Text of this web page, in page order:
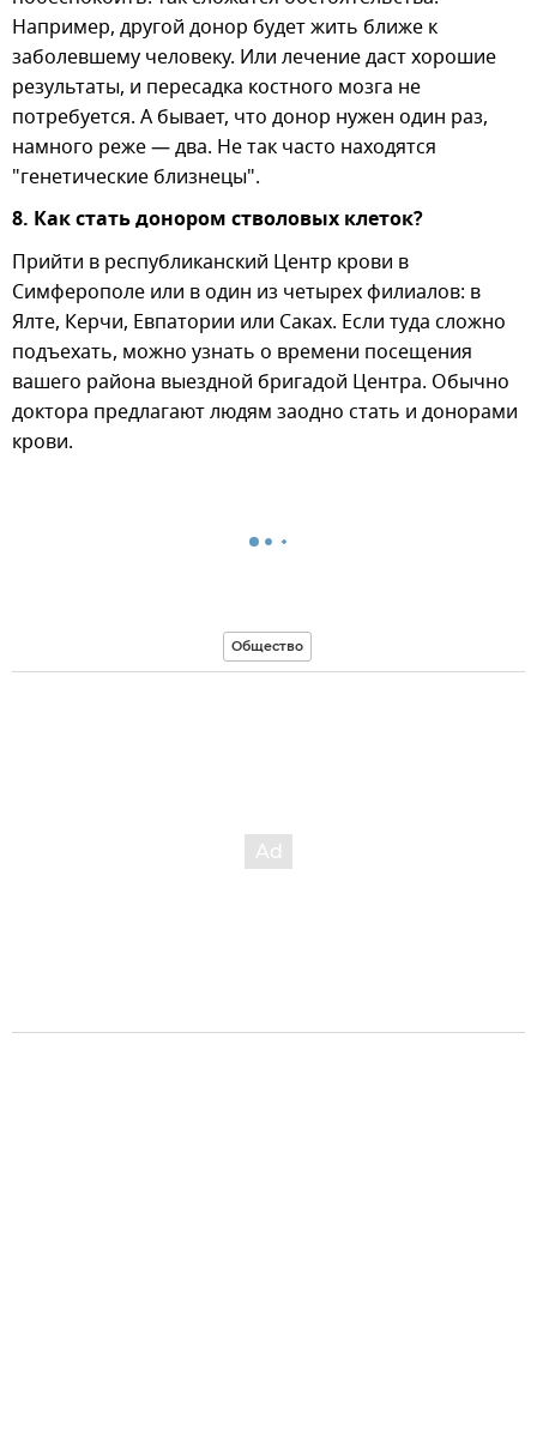
Например, другой донор будет жить ближе к
заболевшему человеку. Или лечение даст хорошие
результаты, и пересадка костного мозга не
потребуется. А бывает, что донор нужен один раз,
намного реже — два. Не так часто находятся
"генетические близнецы".
8. Как стать донором стволовых клеток?
Прийти в республиканский Центр крови в
Симферополе или в один из четырех филиалов: в
Ялте, Керчи, Евпатории или Саках. Если туда сложно
подъехать, можно узнать о времени посещения
вашего района выездной бригадой Центра. Обычно
доктора предлагают людям заодно стать и донорами
крови.
Общество